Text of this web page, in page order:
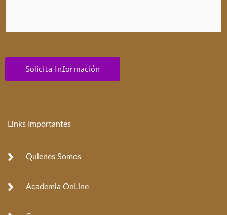
Solicita Información
Links Importantes
Quienes Somos
Academia OnLine